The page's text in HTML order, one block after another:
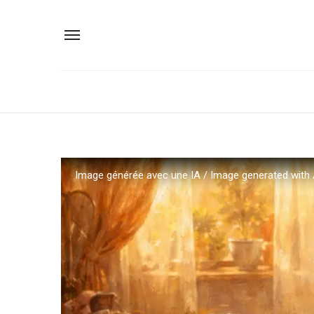
Image générée avec une IA / Image generated with